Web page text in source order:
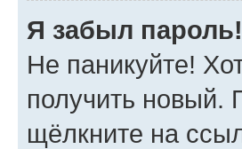
Я забыл пароль!
Не паникуйте!
получить новый.
щёлкните на